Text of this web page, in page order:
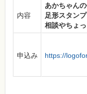
内容
あかちゃん
足形スタンプ
相談やちょ
申込み https://